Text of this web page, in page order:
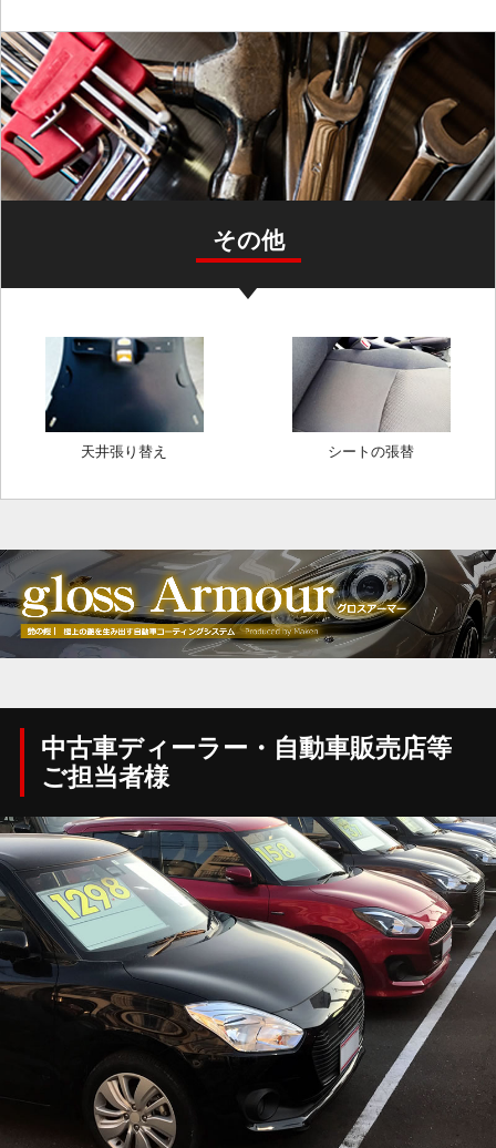
その他
天井張り替え シートの張替
中古車ディーラー・自動車販売店等
ご担当者様